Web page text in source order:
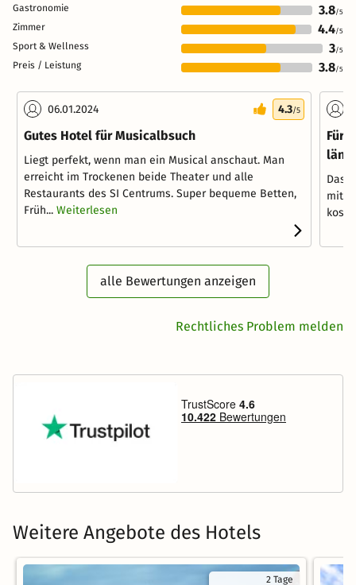
Gastronomie 3.8/5
Zimmer 4.4/5
Sport & Wellness 3/5
Preis / Leistung 3.8/5
06.01.2024 4.3/5
Gutes Hotel für Musicalbsuch
Liegt perfekt, wenn man ein Musical anschaut. Man
erreicht im Trockenen beide Theater und alle
Restaurants des SI Centrums. Super bequeme Betten,
Früh... Weiterlesen
Für
Das
mit
alle Bewertungen anzeigen
Rechtliches Problem melden
Weitere Angebote des Hotels
2 Tage